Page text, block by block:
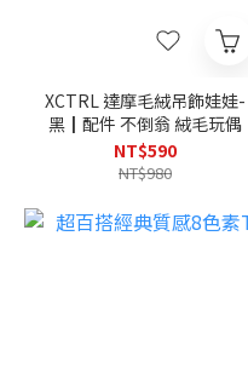
XCTRL 達摩毛絨吊飾娃娃-
黑┃配件 不倒翁 絨毛玩偶
NT$590
NT$980